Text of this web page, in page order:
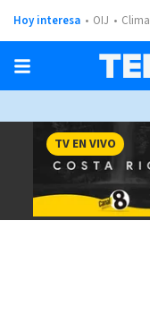
Hoy interesa OIJ Clima
TV EN VIVO